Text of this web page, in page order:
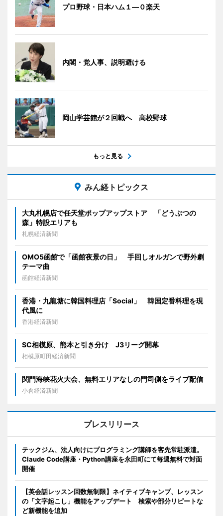
プロ野球・日本ハム１―０楽天
内閣・党人事、説明避ける
岡山学芸館が２回戦へ 高校野球
もっと見る
みん経トピックス
大丸札幌店で任天堂ポップアップストア 「どうぶつの
森」特設エリアも
札幌経済新聞
OMO5函館で「函館夜景の日」 手回しオルガンで野外劇
テーマ曲
函館経済新聞
香港・九龍塘に韓国料理店「Social」 韓国定番料理を現
代風に
香港経済新聞
SC相模原、熊本と引き分け J3リーグ開幕
相模原町田経済新聞
関門海峡花火大会、無料エリアなしの門司側をライブ配信
小倉経済新聞
プレスリリース
テックジム、法人向けにプログラミング講師を客先常駐派遣。
Claude Code講座・Python講座を永田町にて毎週無料で対面
開催
【英会話レッスン回数無制限】ネイティブキャンプ、レッスン
の「文字起こし」機能をアップデート 検索や部分リピートな
ど新機能を追加